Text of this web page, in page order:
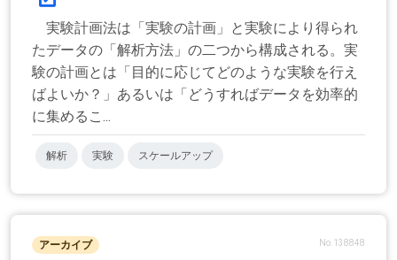
実験計画法は「実験の計画」と実験により得られ
たデータの「解析方法」の二つから構成される。実
験の計画とは「目的に応じてどのような実験を行え
ばよいか？」あるいは「どうすればデータを効率的
に集めるこ...
解析 実験 スケールアップ
アーカイブ No.138848